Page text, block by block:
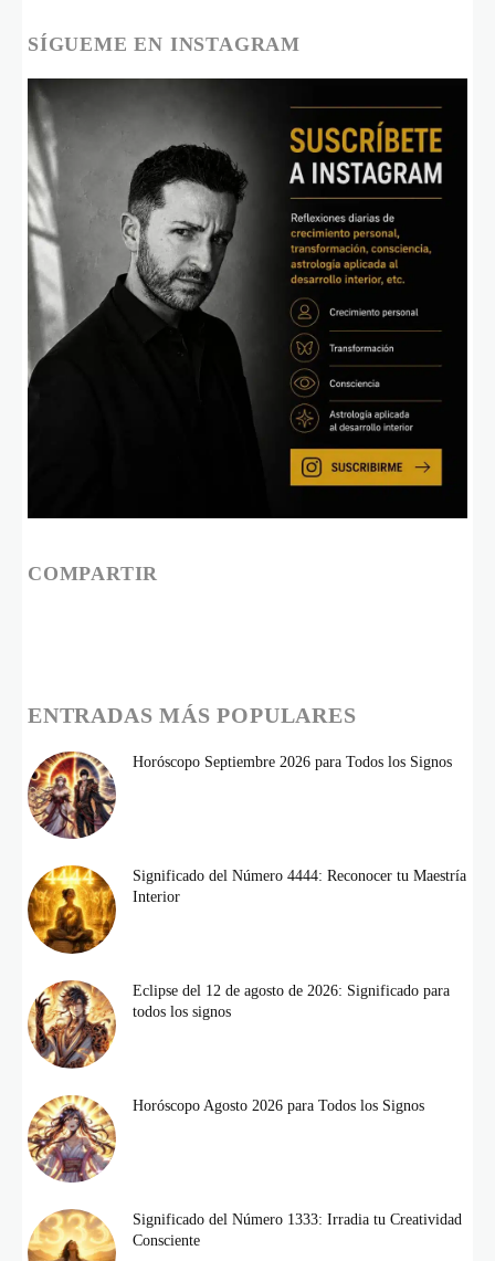
SÍGUEME EN INSTAGRAM
COMPARTIR
ENTRADAS MÁS POPULARES
Horóscopo Septiembre 2026 para Todos los Signos
Significado del Número 4444: Reconocer tu Maestría
Interior
Eclipse del 12 de agosto de 2026: Significado para
todos los signos
Horóscopo Agosto 2026 para Todos los Signos
Significado del Número 1333: Irradia tu Creatividad
Consciente